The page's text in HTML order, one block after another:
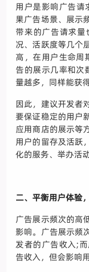
用户是影响广告请
果广告场景、展示
带来的广告请求
况、活跃度等几个
高，在用户生命周
告的展示几率和次
量越多，同样能获
因此，建议开发者
要保证稳定的用户
应用商店的展示等
用户的留存及活跃
化的服务、举办活
二、平衡用户体验
广告展示频次的高
影响。广告展示频
发者的广告收入;
告收入，但会影响